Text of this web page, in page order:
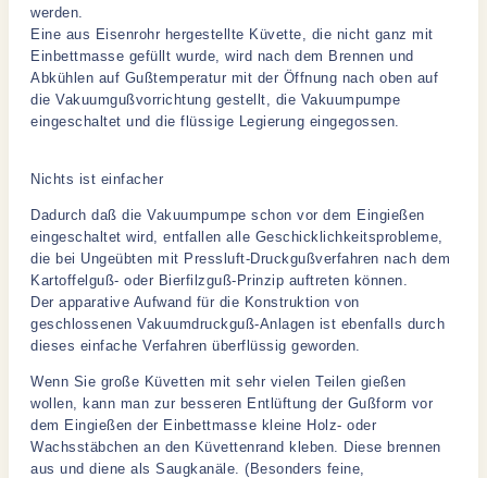
werden.
Eine aus Eisenrohr hergestellte Küvette, die nicht ganz mit
Einbettmasse gefüllt wurde, wird nach dem Brennen und
Abkühlen auf Gußtemperatur mit der Öffnung nach oben auf
die Vakuumgußvorrichtung gestellt, die Vakuumpumpe
eingeschaltet und die flüssige Legierung eingegossen.
Nichts ist einfacher
Dadurch daß die Vakuumpumpe schon vor dem Eingießen
eingeschaltet wird, entfallen alle Geschicklichkeitsprobleme,
die bei Ungeübten mit Pressluft-Druckgußverfahren nach dem
Kartoffelguß- oder Bierfilzguß-Prinzip auftreten können.
Der apparative Aufwand für die Konstruktion von
geschlossenen Vakuumdruckguß-Anlagen ist ebenfalls durch
dieses einfache Verfahren überflüssig geworden.
Wenn Sie große Küvetten mit sehr vielen Teilen gießen
wollen, kann man zur besseren Entlüftung der Gußform vor
dem Eingießen der Einbettmasse kleine Holz- oder
Wachsstäbchen an den Küvettenrand kleben. Diese brennen
aus und diene als Saugkanäle. (Besonders feine,